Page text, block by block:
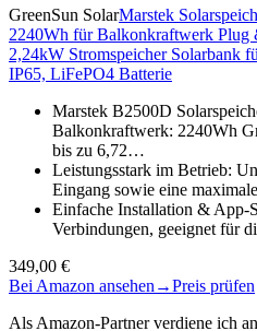
GreenSun SolarMarstek
2240Wh für Balkonkraftwerk Plug
2,24kW Stromspeicher Solarbank
IP65, LiFePO4 Batterie
Marstek B2500D
Balkonkraftwerk: 2240Wh
bis zu 6,72…
Leistungsstark im Betrieb:
Eingang sowie eine
Einfache Installation & App-
Verbindungen, geeignet für
349,00 €
Bei Amazon ansehen →Preis prüfen
Als Amazon-Partner verdiene ich